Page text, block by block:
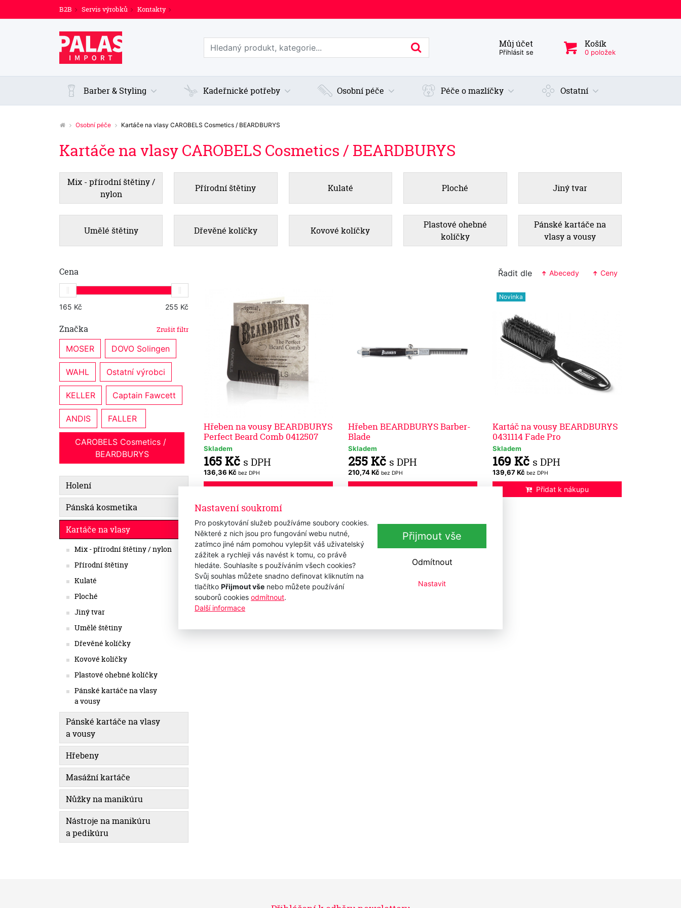
Nastavení soukromí
Pro poskytování služeb používáme soubory cookies.
Některé z nich jsou pro fungování webu nutné,
zatímco jiné nám pomohou vylepšit váš uživatelský
zážitek a rychleji vás navést k tomu, co právě
hledáte. Souhlasíte s používáním všech cookies?
Svůj souhlas můžete snadno definovat kliknutím na
tlačítko Přijmout vše nebo můžete používání
souborů cookies odmítnout.
Další informace
Přijmout vše
Odmítnout
Nastavit
B2B Servis výrobků Kontakty
Můj účet
Přihlásit se
Košík
0 položek
Prohledat web Hledaný produkt, kategorie...
Barber & Styling Kadeřnické potřeby Osobní péče Péče o mazlíčky Ostatní
Osobní péče Kartáče na vlasy CAROBELS Cosmetics / BEARDBURYS
Kartáče na vlasy CAROBELS Cosmetics / BEARDBURYS
Mix - přírodní štětiny /
nylon
Přírodní štětiny Kulaté Ploché Jiný tvar
Umělé štětiny Dřevěné kolíčky Kovové kolíčky
Plastové ohebné
kolíčky
Pánské kartáče na
vlasy a vousy
Cena
Značka Zrušit filtr
MOSER DOVO Solingen
WAHL Ostatní výrobci
KELLER Captain Fawcett
ANDIS FALLER
CAROBELS Cosmetics /
BEARDBURYS
Holení
Pánská kosmetika
Kartáče na vlasy
Mix - přírodní štětiny / nylon
Přírodní štětiny
Kulaté
Ploché
Jiný tvar
Umělé štětiny
Dřevěné kolíčky
Kovové kolíčky
Plastové ohebné kolíčky
Pánské kartáče na vlasy
a vousy
Pánské kartáče na vlasy
a vousy
Hřebeny
Masážní kartáče
Nůžky na manikúru
Nástroje na manikúru
a pedikúru
Řadit dle Abecedy Ceny
Hřeben na vousy BEARDBURYS
Perfect Beard Comb 0412507
Skladem
165 Kč s DPH
136,36 Kč bez DPH
Přidat k nákupu
Hřeben BEARDBURYS Barber-
Blade
Skladem
255 Kč s DPH
210,74 Kč bez DPH
Přidat k nákupu
Novinka
Kartáč na vousy BEARDBURYS
0431114 Fade Pro
Skladem
169 Kč s DPH
139,67 Kč bez DPH
Přidat k nákupu